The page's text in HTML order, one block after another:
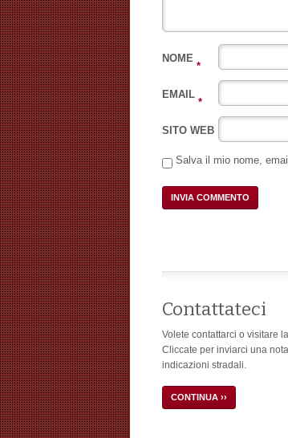
NOME
*
EMAIL
*
SITO WEB
Salva il mio nome,
Contattateci
Volete contattarci o visitare
Cliccate per inviarci una
indicazioni stradali.
CONTINUA ››